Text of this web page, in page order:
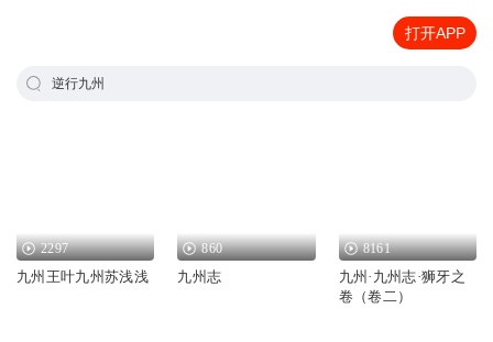
打开APP
逆行九州
2297
九州王叶九州苏浅浅
860
九州志
8161
九州·九州志·狮牙之
卷（卷二）